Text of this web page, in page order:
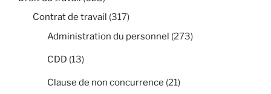
Contrat de travail (317)
Administration du personnel (273)
CDD (13)
Clause de non concurrence (21)